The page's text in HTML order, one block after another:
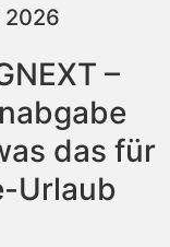
2026
–
das für
Urlaub